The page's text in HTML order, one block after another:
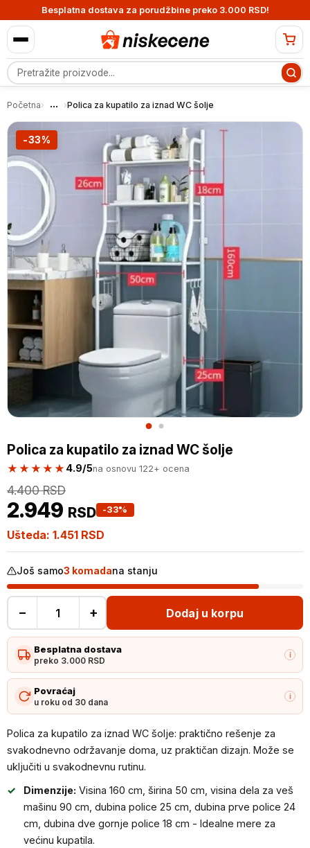
Besplatna dostava za porudžbine preko 3.000 RSD!
Pretraga proizvoda
Početna› ... ›Polica za kupatilo za iznad WC šolje
-33%
Polica za kupatilo za iznad WC šolje
★★★★★ 4.9/5na osnovu 122+ ocena
-33%
2.949 RSD
4.400RSD
Ušteda: 1.451 RSD
Još samo3 komadana stanju
za
kupatilo
za
iznad
količina
− + Dodaj u korpu
Besplatna dostava
preko 3.000 RSD
i
Povraćaj
u roku od 30 dana
i
Polica za kupatilo za iznad WC šolje: praktično rešenje za
svakodnevno održavanje doma, uz praktičan dizajn. Može se
uključiti u svakodnevnu rutinu.
Dimenzije: Visina 160 cm, širina 50 cm, visina dela za veš
mašinu 90 cm, dubina police 25 cm, dubina prve police 24
cm, dubina dve gornje police 18 cm - Idealne mere za
većinu kupatila.